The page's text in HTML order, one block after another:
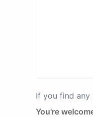
If you find any
You're